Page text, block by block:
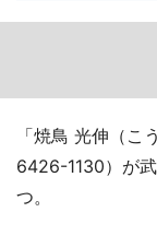
「焼鳥 光伸（
6426-1130）が
つ。